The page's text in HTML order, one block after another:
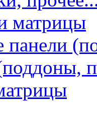
матрицы